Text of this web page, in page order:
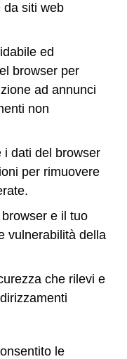
da siti web
ed
browser per
ad annunci
non
i dati del browser
per rimuovere
e il tuo
vulnerabilità della
che rilevi e
le